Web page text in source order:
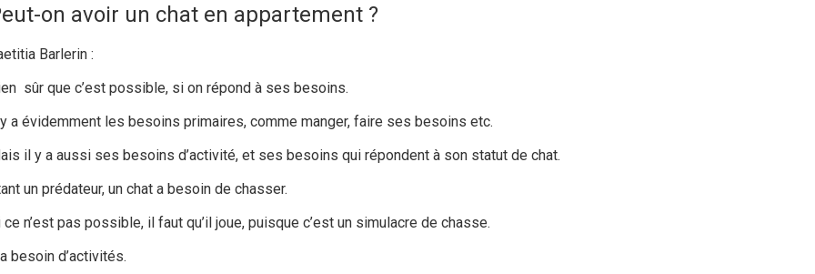
on avoir un chat en appartement ?
Barlerin :
sûr que c’est possible, si on répond à ses besoins.
a évidemment les besoins primaires, comme manger, faire ses besoins etc.
il y a aussi ses besoins d’activité, et ses besoins qui répondent à son statut de chat.
un prédateur, un chat a besoin de chasser.
ce n’est pas possible, il faut qu’il joue, puisque c’est un simulacre de chasse.
besoin d’activités.